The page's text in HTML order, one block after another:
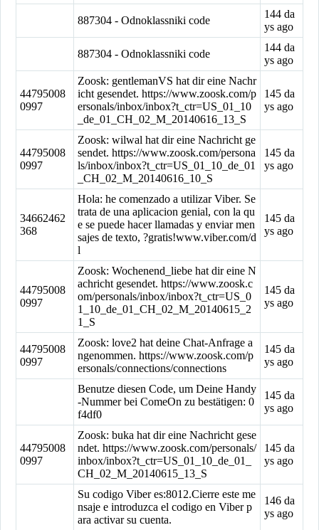
887304 - Odnoklassniki code
144 da
ys ago
887304 - Odnoklassniki code
144 da
ys ago
44795008
0997
Zoosk: gentlemanVS hat dir eine Nachr
icht gesendet. https://www.zoosk.com/p
ersonals/inbox/inbox?t_ctr=US_01_10
_de_01_CH_02_M_20140616_13_S
145 da
ys ago
44795008
0997
Zoosk: wilwal hat dir eine Nachricht ge
sendet. https://www.zoosk.com/persona
ls/inbox/inbox?t_ctr=US_01_10_de_01
_CH_02_M_20140616_10_S
145 da
ys ago
34662462
368
Hola: he comenzado a utilizar Viber. Se
trata de una aplicacion genial, con la qu
e se puede hacer llamadas y enviar men
sajes de texto, ?gratis!www.viber.com/d
l
145 da
ys ago
44795008
0997
Zoosk: Wochenend_liebe hat dir eine N
achricht gesendet. https://www.zoosk.c
om/personals/inbox/inbox?t_ctr=US_0
1_10_de_01_CH_02_M_20140615_2
1_S
145 da
ys ago
44795008
0997
Zoosk: love2 hat deine Chat-Anfrage a
ngenommen. https://www.zoosk.com/p
ersonals/connections/connections
145 da
ys ago
Benutze diesen Code, um Deine Handy
-Nummer bei ComeOn zu bestätigen: 0
f4df0
145 da
ys ago
44795008
0997
Zoosk: buka hat dir eine Nachricht gese
ndet. https://www.zoosk.com/personals/
inbox/inbox?t_ctr=US_01_10_de_01_
CH_02_M_20140615_13_S
145 da
ys ago
Su codigo Viber es:8012.Cierre este me
nsaje e introduzca el codigo en Viber p
ara activar su cuenta.
146 da
ys ago